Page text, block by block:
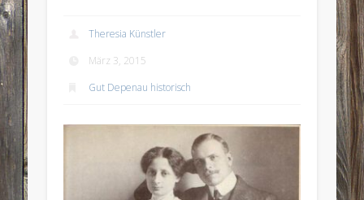
Theresia Künstler
März 3, 2015
Gut Depenau historisch